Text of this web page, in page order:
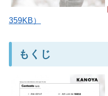
359KB）
もくじ